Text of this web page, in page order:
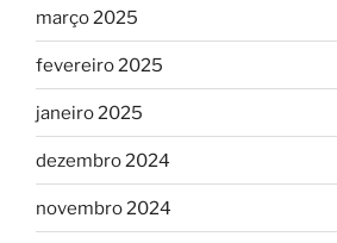
março 2025
fevereiro 2025
janeiro 2025
dezembro 2024
novembro 2024